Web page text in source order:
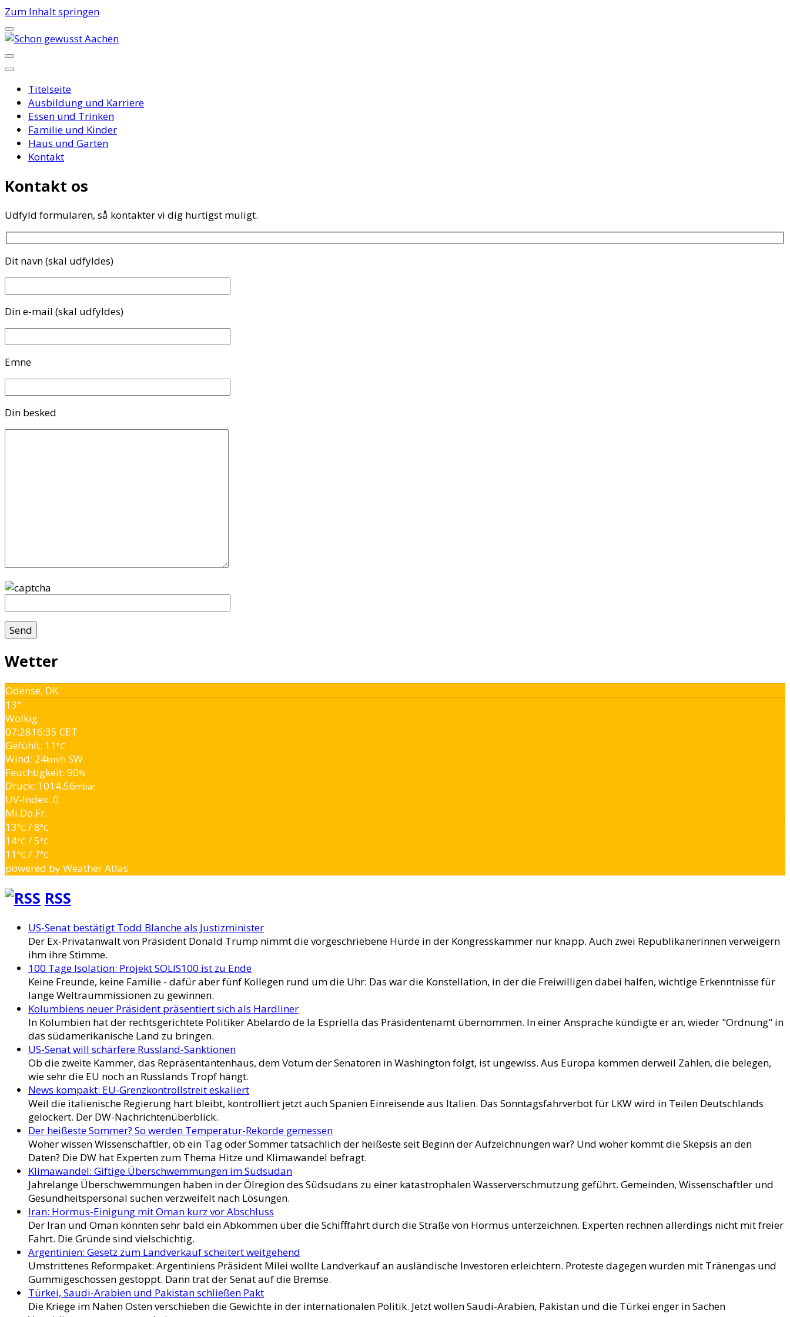
Zum Inhalt springen
Schon gewusst Aachen
Titelseite
Ausbildung und Karriere
Essen und Trinken
Familie und Kinder
Haus und Garten
Kontakt
Kontakt os
Udfyld formularen, så kontakter vi dig hurtigst muligt.
Dit navn (skal udfyldes)
Din e-mail (skal udfyldes)
Emne
Din besked
Wetter
Odense, DK
13°
Wolkig
07:2816:35 CET
Gefühlt: 11°C
Wind: 24km/h SW
Feuchtigkeit: 90%
Druck: 1014.56mbar
UV-Index: 0
Mi.Do.Fr.
13°C / 8°C
14°C / 5°C
11°C / 7°C
powered byWeather Atlas
RSS
US-Senat bestätigt Todd Blanche als Justizminister
Der Ex-Privatanwalt von Präsident Donald Trump nimmt die vorgeschriebene Hürde in der Kongresskammer nur knapp. Auch zwei Republikanerinnen verweigern
ihm ihre Stimme.
100 Tage Isolation: Projekt SOLIS100 ist zu Ende
Keine Freunde, keine Familie - dafür aber fünf Kollegen rund um die Uhr: Das war die Konstellation, in der die Freiwilligen dabei halfen, wichtige Erkenntnisse für
lange Weltraummissionen zu gewinnen.
Kolumbiens neuer Präsident präsentiert sich als Hardliner
In Kolumbien hat der rechtsgerichtete Politiker Abelardo de la Espriella das Präsidentenamt übernommen. In einer Ansprache kündigte er an, wieder "Ordnung" in
das südamerikanische Land zu bringen.
US-Senat will schärfere Russland-Sanktionen
Ob die zweite Kammer, das Repräsentantenhaus, dem Votum der Senatoren in Washington folgt, ist ungewiss. Aus Europa kommen derweil Zahlen, die belegen,
wie sehr die EU noch an Russlands Tropf hängt.
News kompakt: EU-Grenzkontrollstreit eskaliert
Weil die italienische Regierung hart bleibt, kontrolliert jetzt auch Spanien Einreisende aus Italien. Das Sonntagsfahrverbot für LKW wird in Teilen Deutschlands
gelockert. Der DW-Nachrichtenüberblick.
Der heißeste Sommer? So werden Temperatur-Rekorde gemessen
Woher wissen Wissenschaftler, ob ein Tag oder Sommer tatsächlich der heißeste seit Beginn der Aufzeichnungen war? Und woher kommt die Skepsis an den
Daten? Die DW hat Experten zum Thema Hitze und Klimawandel befragt.
Klimawandel: Giftige Überschwemmungen im Südsudan
Jahrelange Überschwemmungen haben in der Ölregion des Südsudans zu einer katastrophalen Wasserverschmutzung geführt. Gemeinden, Wissenschaftler und
Gesundheitspersonal suchen verzweifelt nach Lösungen.
Iran: Hormus-Einigung mit Oman kurz vor Abschluss
Der Iran und Oman könnten sehr bald ein Abkommen über die Schifffahrt durch die Straße von Hormus unterzeichnen. Experten rechnen allerdings nicht mit freier
Fahrt. Die Gründe sind vielschichtig.
Argentinien: Gesetz zum Landverkauf scheitert weitgehend
Umstrittenes Reformpaket: Argentiniens Präsident Milei wollte Landverkauf an ausländische Investoren erleichtern. Proteste dagegen wurden mit Tränengas und
Gummigeschossen gestoppt. Dann trat der Senat auf die Bremse.
Türkei, Saudi-Arabien und Pakistan schließen Pakt
Die Kriege im Nahen Osten verschieben die Gewichte in der internationalen Politik. Jetzt wollen Saudi-Arabien, Pakistan und die Türkei enger in Sachen